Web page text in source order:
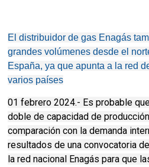
El distribuidor de gas Enagás
grandes volúmenes desde el
España, ya que apunta a la red
varios países
01 febrero 2024.- Es probable
doble de capacidad de
comparación con la demanda
resultados de una convocatoria
la red nacional Enagás para que